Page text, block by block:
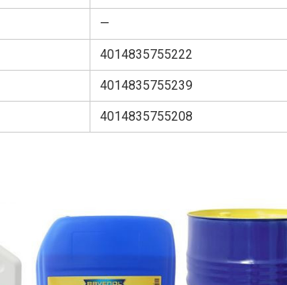
—
4014835755222
4014835755239
4014835755208